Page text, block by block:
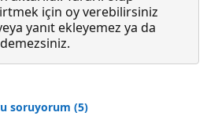
için oy verebilirsiniz
yanıt ekleyemez ya da
soruyorum (5)